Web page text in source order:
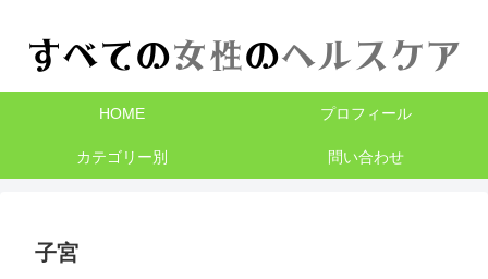
HOME プロフィール
カテゴリー別 問い合わせ
子宮